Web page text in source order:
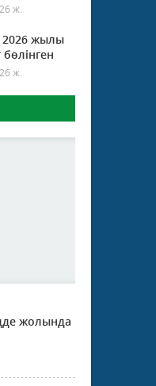
ж.
2026 жылы
ж.
жолында